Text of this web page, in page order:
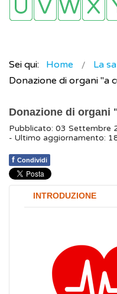
Sei qui: Home La
Donazione di organi "a
Donazione di organi
Pubblicato: 03 Settembre
- Ultimo aggiornamento:
f Condividi
INTRODUZIONE